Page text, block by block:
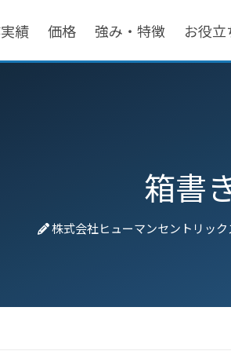
績 価格 強み・特徴 お役
箱書
株式会社ヒューマンセントリッ